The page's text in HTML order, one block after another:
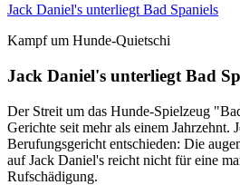
Jack Daniel's unterliegt Bad Spaniels
Kampf um Hunde-Quietschi
Jack Daniel's unterliegt Bad
Der Streit um das Hunde-Spielzeug
Gerichte seit mehr als einem Jahrzehnt.
Berufungsgericht entschieden: Die
auf Jack Daniel's reicht nicht für eine
Rufschädigung.